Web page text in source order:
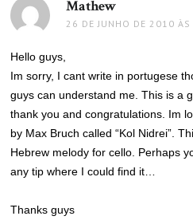
Mathew
26 DE JUNHO DE 2010
Hello guys,
Im sorry, I cant write in portugese
guys can understand me. This is a
thank you and congratulations. Im
by Max Bruch called “Kol Nidrei”.
Hebrew melody for cello. Perhaps
any tip where I could find it…
Thanks guys